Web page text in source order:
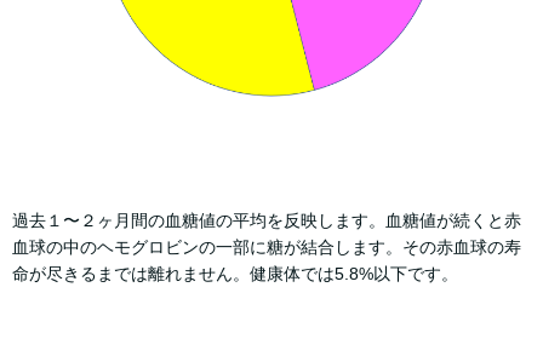
過去１〜２ヶ月間の血糖値の平均を反映します。血糖値が続くと赤
血球の中のヘモグロビンの一部に糖が結合します。その赤血球の寿
命が尽きるまでは離れません。健康体では5.8%以下です。